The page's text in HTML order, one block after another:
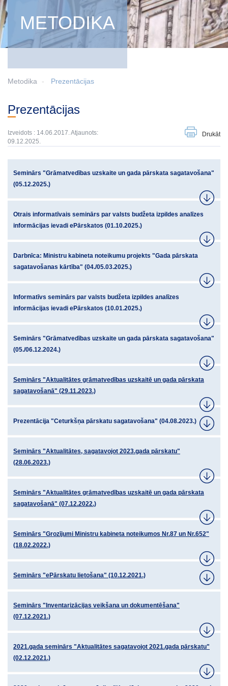
METODIKA
Metodika Prezentācijas
Prezentācijas
Izveidots : 14.06.2017. Atjaunots:
09.12.2025.
Drukāt
Seminārs "Grāmatvedības uzskaite un gada pārskata sagatavošana"
(05.12.2025.)
Otrais informatīvais seminārs par valsts budžeta izpildes analīzes
informācijas ievadi ePārskatos (01.10.2025.)
Darbnīca: Ministru kabineta noteikumu projekts "Gada pārskata
sagatavošanas kārtība" (04./05.03.2025.)
Informatīvs seminārs par valsts budžeta izpildes analīzes
informācijas ievadi ePārskatos (10.01.2025.)
Seminārs "Grāmatvedības uzskaite un gada pārskata sagatavošana"
(05./06.12.2024.)
Seminārs "Aktualitātes grāmatvedības uzskaitē un gada pārskata
sagatavošanā" (29.11.2023.)
Prezentācija "Ceturkšņa pārskatu sagatavošana" (04.08.2023.)
Seminārs "Aktualitātes, sagatavojot 2023.gada pārskatu"
(28.06.2023.)
Seminārs "Aktualitātes grāmatvedības uzskaitē un gada pārskata
sagatavošanā" (07.12.2022.)
Seminārs "Grozījumi Ministru kabineta noteikumos Nr.87 un Nr.652"
(18.02.2022.)
Seminārs "ePārskatu lietošana" (10.12.2021.)
Seminārs "Inventarizācijas veikšana un dokumentēšana"
(07.12.2021.)
2021.gada seminārs "Aktualitātes sagatavojot 2021.gada pārskatu"
(02.12.2021.)